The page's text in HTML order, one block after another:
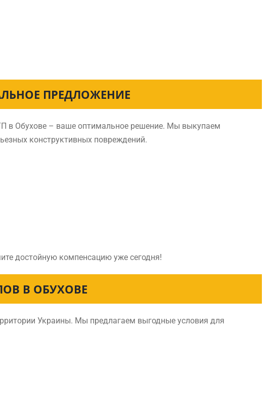
ПРЕДЛОЖЕНИЕ
в Обухове – ваше оптимальное решение. Мы выкупаем
конструктивных повреждений.
достойную компенсацию уже сегодня!
В ОБУХОВЕ
Украины. Мы предлагаем выгодные условия для